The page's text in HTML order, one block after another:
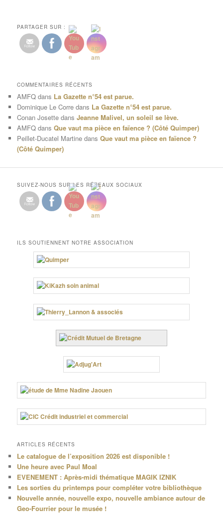
PARTAGER SUR :
COMMENTAIRES RÉCENTS
AMFQ dans La Gazette n°54 est parue.
Dominique Le Corre dans La Gazette n°54 est parue.
Conan Josette dansJeanne Malivel, un soleil se lève.
AMFQ dansQue vaut ma pièce en faïence ? (Côté Quimper)
Peillet-Ducatel Martine dansQue vaut ma pièce en faïence ?
(Côté Quimper)
SUIVEZ-NOUS SUR LES RÉSEAUX SOCIAUX
ILS SOUTIENNENT NOTRE ASSOCIATION
ARTICLES RÉCENTS
Le catalogue de l’exposition 2026 est disponible !
Une heure avec Paul Moal
EVENEMENT : Après-midi thématique MAGIK IZNIK
Les sorties du printemps pour compléter votre bibliothèque
Nouvelle année, nouvelle expo, nouvelle ambiance autour de
Geo-Fourrier pour le musée !